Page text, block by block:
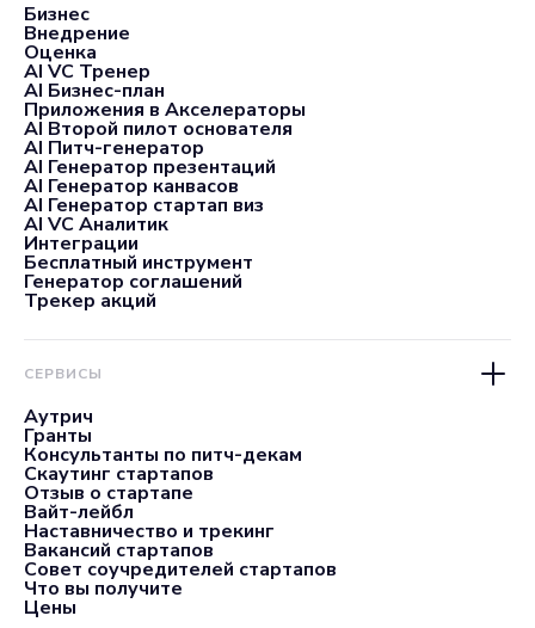
Бизнес
Внедрение
Оценка
AI VC Тренер
AI Бизнес-план
Приложения в Акселераторы
AI Второй пилот основателя
AI Питч-генератор
AI Генератор презентаций
AI Генератор канвасов
AI Генератор стартап виз
AI VC Аналитик
Интеграции
Бесплатный инструмент
Генератор соглашений
Трекер акций
СЕРВИСЫ
Аутрич
Гранты
Консультанты по питч-декам
Скаутинг стартапов
Отзыв о стартапе
Вайт-лейбл
Наставничество и трекинг
Вакансий стартапов
Совет соучредителей стартапов
Что вы получите
Цены